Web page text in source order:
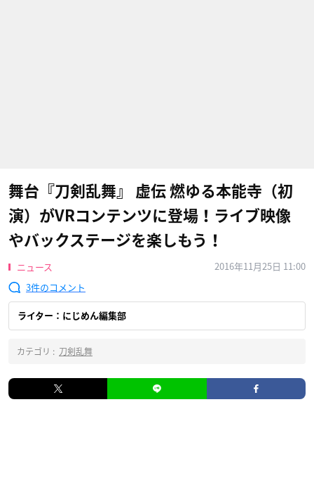
舞台『刀剣乱舞』 虚伝 燃ゆる本能寺（初
演）がVRコンテンツに登場！ライブ映像
やバックステージを楽しもう！
ニュース
2016年11月25日 11:00
3
ライター：にじめん編集部
カテゴリ : 刀剣乱舞